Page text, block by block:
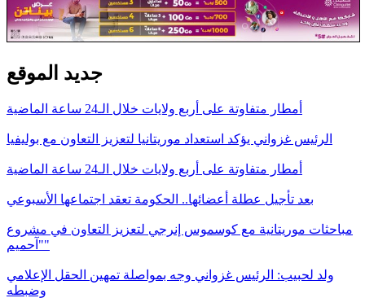
جديد الموقع
أمطار متفاوتة على أربع ولايات خلال الـ24 ساعة الماضية
الرئيس غزواني يؤكد استعداد موريتانيا لتعزيز التعاون مع بوليفيا
أمطار متفاوتة على أربع ولايات خلال الـ24 ساعة الماضية
بعد تأجيل عطلة أعضائها.. الحكومة تعقد اجتماعها الأسبوعي
مباحثات موريتانية مع كوسموس إنرجي لتعزيز التعاون في مشروع
"آحميم"
ولد لحبيب: الرئيس غزواني وجه بمواصلة تمهين الحقل الإعلامي
وضبطه